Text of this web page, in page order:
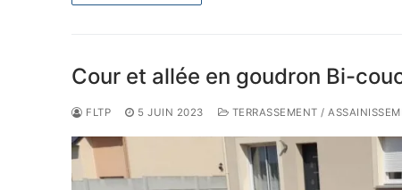
Cour et allée en goudron Bi-
FLTP 5 JUIN 2023 TERRASSEMENT /